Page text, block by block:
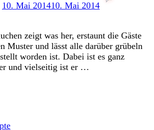
10. Mai 201410. Mai 2014
zeigt was her, erstaunt die Gäste
Muster und lässt alle darüber grübeln
worden ist. Dabei ist es ganz
und vielseitig ist er …